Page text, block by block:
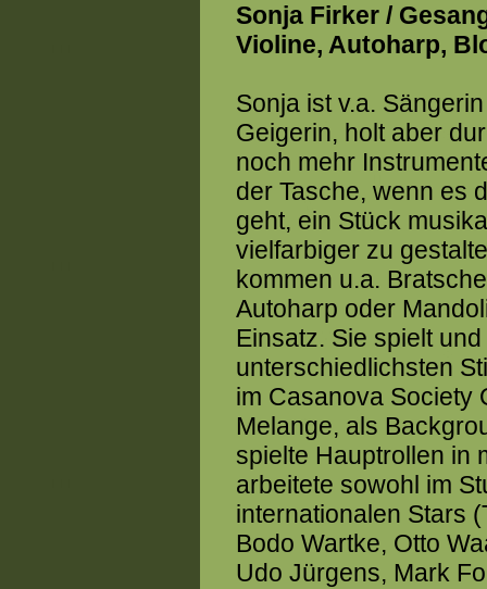
Sonja Firker /
Violine, Autoharp,
Sonja ist v.a.
Geigerin, holt aber
noch mehr
der Tasche, wenn es
geht, ein Stück
vielfarbiger zu
kommen u.a.
Autoharp oder
Einsatz. Sie spielt
unterschiedlichsten
im Casanova Society
Melange, als
spielte Hauptrollen in
arbeitete sowohl im
internationalen Stars
Bodo Wartke, Otto
Udo Jürgens, Mark